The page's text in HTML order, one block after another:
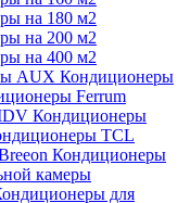
на 180 м2
на 200 м2
на 400 м2
AUX Кондиционеры
Ferrum
Кондиционеры
TCL
Кондиционеры
камеры
для